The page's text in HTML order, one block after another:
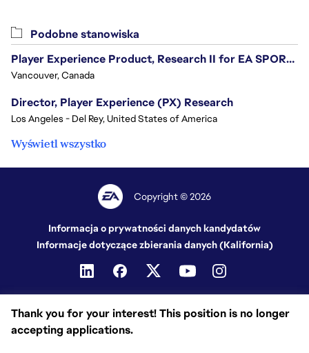
Thank you for your interest! This position is no longer
accepting applications.
Podobne stanowiska
Player Experience Product, Research II for EA SPORTS™ FC - 6 month TFT
Vancouver, Canada
Director, Player Experience (PX) Research
Los Angeles - Del Rey, United States of America
Wyświetl wszystko
Copyright © 2026
Informacja o prywatności danych kandydatów
Informacje dotyczące zbierania danych (Kalifornia)